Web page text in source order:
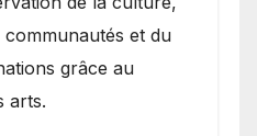
et du
grâce au
arts.